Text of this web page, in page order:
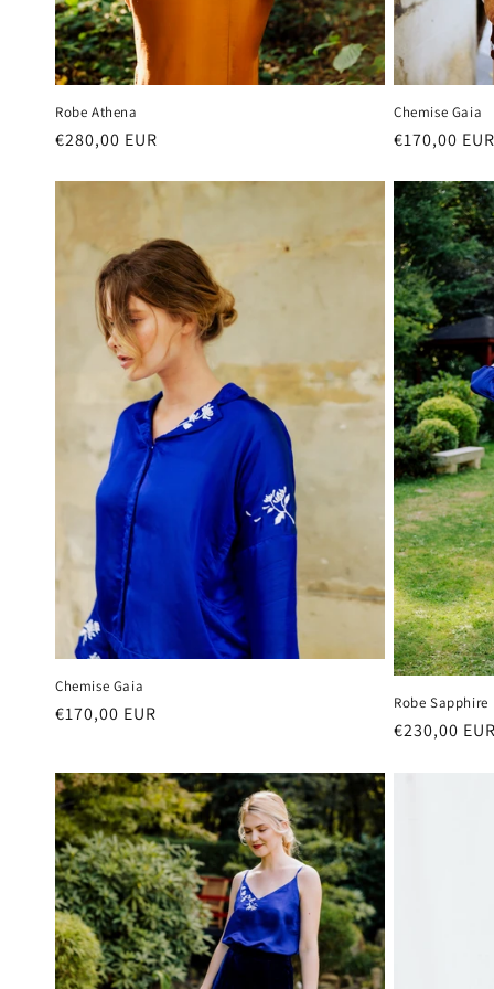
Robe Athena
Prix
€280,00 EUR
Chemise Gaia
Prix
€170,00 EUR
Chemise Gaia
Prix
€170,00 EUR Robe Sapphire
Prix
€230,00